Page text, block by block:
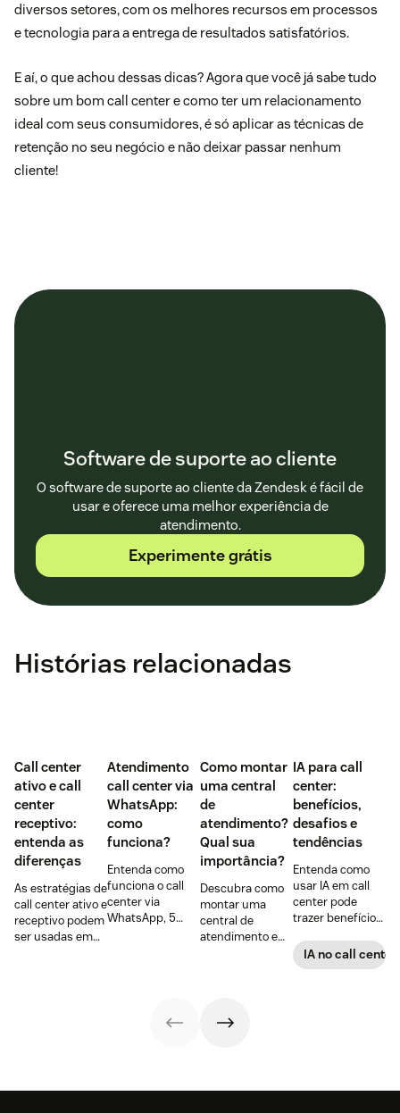
diversos setores, com os melhores recursos em processos
e tecnologia para a entrega de resultados satisfatórios.
E aí, o que achou dessas dicas? Agora que você já sabe tudo
sobre um bom call center e como ter um relacionamento
ideal com seus consumidores, é só aplicar as técnicas de
retenção no seu negócio e não deixar passar nenhum
cliente!
Software de suporte ao cliente
O software de suporte ao cliente da Zendesk é fácil de
usar e oferece uma melhor experiência de
atendimento.
Experimente grátis
Histórias relacionadas
Call center
ativo e call
center
receptivo:
entenda as
diferenças
As estratégias de
call center ativo e
receptivo podem
ser usadas em
Atendimento
call center via
WhatsApp:
como
funciona?
Entenda como
funciona o call
center via
WhatsApp, 5
práticas para
começar a fazer!
Como montar
uma central
de
atendimento?
Qual sua
importância?
Descubra como
montar uma
central de
atendimento em
(incluindo
opções de
IA para call
center:
benefícios,
desafios e
tendências
Entenda como
usar IA em call
center pode
trazer benefícios
transformar a
rotina de
IA no call center